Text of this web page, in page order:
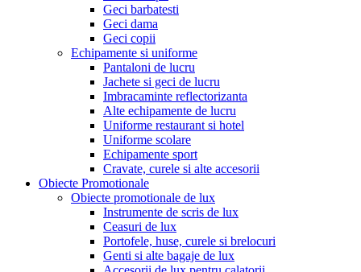
Geci barbatesti
Geci dama
Geci copii
Echipamente si uniforme
Pantaloni de lucru
Jachete si geci de lucru
Imbracaminte reflectorizanta
Alte echipamente de lucru
Uniforme restaurant si hotel
Uniforme scolare
Echipamente sport
Cravate, curele si alte accesorii
Obiecte Promotionale
Obiecte promotionale de lux
Instrumente de scris de lux
Ceasuri de lux
Portofele, huse, curele si brelocuri
Genti si alte bagaje de lux